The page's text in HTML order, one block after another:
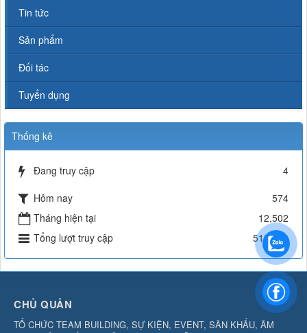
Tin tức
Sản phẩm
Đối tác
Tuyển dụng
Thống kê
Đang truy cập
4
Hôm nay
574
Tháng hiện tại
12,502
Tổng lượt truy cập
513,464
CHỦ QUẢN
TỔ CHỨC TEAM BUILDING, SỰ KIỆN, EVENT, SÂN KHẤU, ÂM